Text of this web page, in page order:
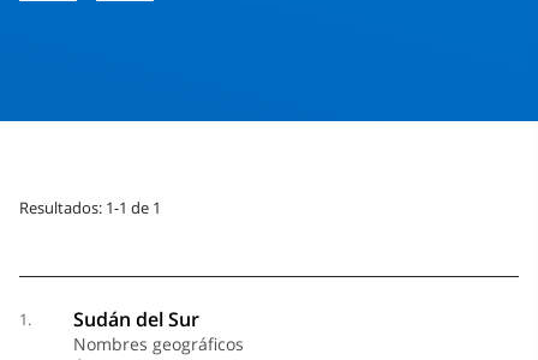
Resultados: 1-1 de 1
1. Sudán del Sur
Nombres geográficos